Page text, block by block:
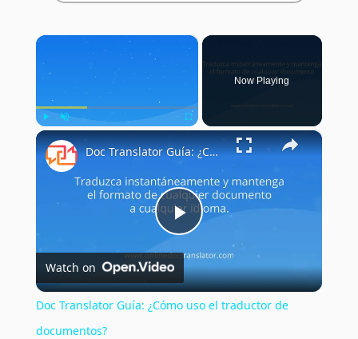
×
Play Unmute Fullscreen
Now Playing
×
Play
Video
Doc Translator Guía: ¿Cómo uso el traductor de documentos?
Watch on
Doc Translator Guía: ¿Cómo uso el traductor de
documentos?